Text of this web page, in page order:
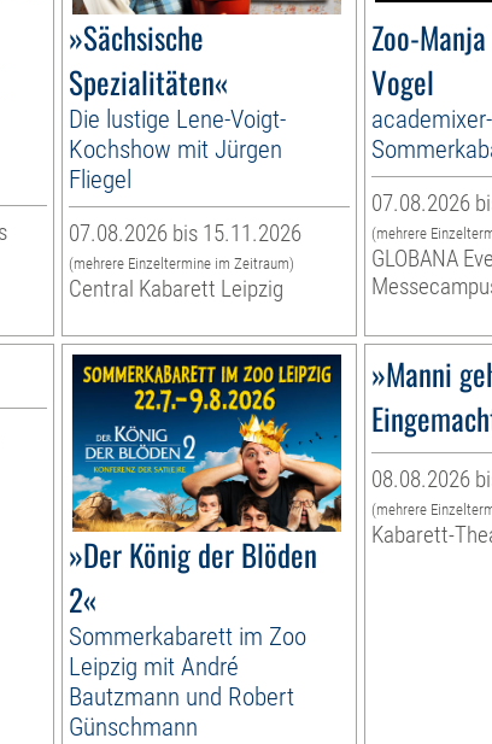
»Sächsische
Spezialitäten«
Die lustige Lene-Voigt-
Kochshow mit Jürgen
Fliegel
07.08.2026 bis 15.11.2026
(mehrere Einzeltermine im Zeitraum)
Central Kabarett Leipzig
Zoo-
Vogel
academixer-
07.08.2026
(mehrere
GLOBANA
»Der König der Blöden
2«
Sommerkabarett im Zoo
Leipzig mit André
Bautzmann und Robert
Günschmann
»Manni
08.08.2026
(mehrere
Kabarett-